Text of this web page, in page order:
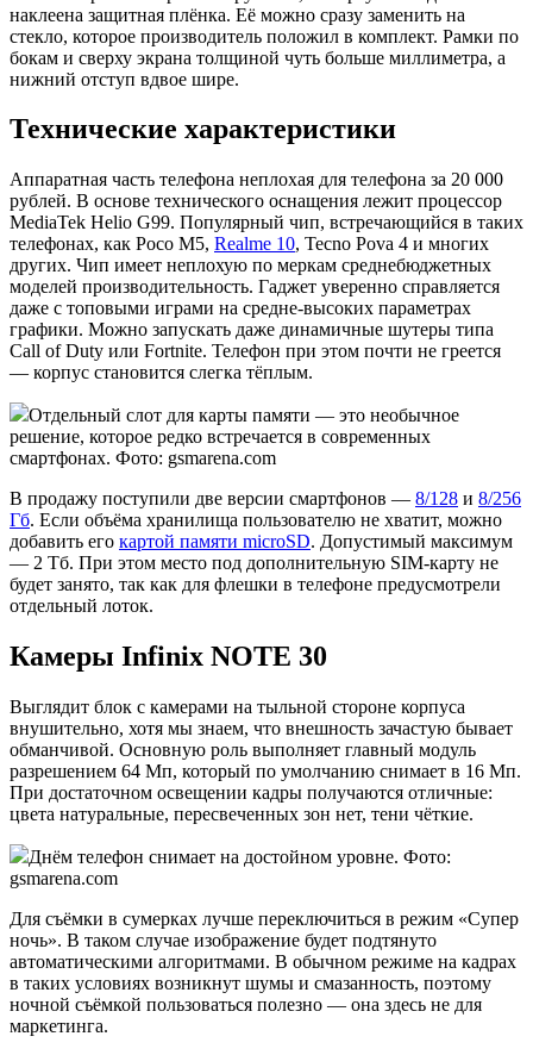
наклеена защитная плёнка. Её можно сразу заменить на
стекло, которое производитель положил в комплект. Рамки по
бокам и сверху экрана толщиной чуть больше миллиметра, а
нижний отступ вдвое шире.
Технические характеристики
Аппаратная часть телефона неплохая для телефона за 20 000
рублей. В основе технического оснащения лежит процессор
MediaTek Helio G99. Популярный чип, встречающийся в таких
телефонах, как Poco M5, Realme 10, Tecno Pova 4 и многих
других. Чип имеет неплохую по меркам среднебюджетных
моделей производительность. Гаджет уверенно справляется
даже с топовыми играми на средне-высоких параметрах
графики. Можно запускать даже динамичные шутеры типа
Call of Duty или Fortnite. Телефон при этом почти не греется
— корпус становится слегка тёплым.
Отдельный слот для карты памяти — это необычное
решение, которое редко встречается в современных
смартфонах. Фото: gsmarena.com
В продажу поступили две версии смартфонов — 8/128 и 8/256
Гб. Если объёма хранилища пользователю не хватит, можно
добавить его картой памяти microSD. Допустимый максимум
— 2 Тб. При этом место под дополнительную SIM-карту не
будет занято, так как для флешки в телефоне предусмотрели
отдельный лоток.
Камеры Infinix NOTE 30
Выглядит блок с камерами на тыльной стороне корпуса
внушительно, хотя мы знаем, что внешность зачастую бывает
обманчивой. Основную роль выполняет главный модуль
разрешением 64 Мп, который по умолчанию снимает в 16 Мп.
При достаточном освещении кадры получаются отличные:
цвета натуральные, пересвеченных зон нет, тени чёткие.
Днём телефон снимает на достойном уровне. Фото:
gsmarena.com
Для съёмки в сумерках лучше переключиться в режим «Супер
ночь». В таком случае изображение будет подтянуто
автоматическими алгоритмами. В обычном режиме на кадрах
в таких условиях возникнут шумы и смазанность, поэтому
ночной съёмкой пользоваться полезно — она здесь не для
маркетинга.